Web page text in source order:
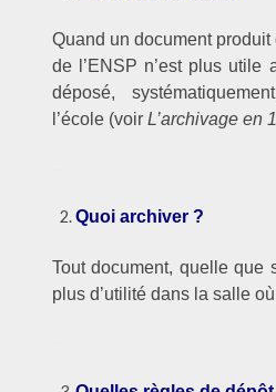
Quand un document
de l’ENSP n’est plus utile
déposé,
l’école (voir L’archivage en
Quoi archiver ?
Tout document, quelle que
plus d’utilité dans la salle